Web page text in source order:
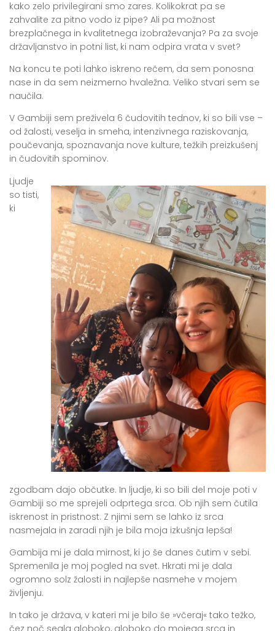
kako zelo privilegirani smo zares. Kolikokrat pa se
zahvalite za pitno vodo iz pipe? Ali pa možnost
brezplačnega in kvalitetnega izobraževanja? Pa za svoje
državljanstvo in potni list, ki nam odpira vrata v svet?
Na koncu te poti lahko iskreno rečem, da sem ponosna
nase in da sem neizmerno hvaležna. Veliko stvari sem se
naučila.
V Gambiji sem preživela 6 čudovitih tednov, ki so bili vse –
od žalosti, veselja in smeha, intenzivnega raziskovanja,
poučevanja, spoznavanja nove kulture, težkih preizkušenj
in čudovitih spominov.
Ljudje
so tisti,
ki
zgodbam dajo občutke. In ljudje, ki so bili del moje poti v
Gambiji so me sprejeli odprtega srca. Ob njih sem čutila
iskrenost in pristnost. Z njimi sem se lahko iz srca
nasmejala in zaradi njih je bila moja izkušnja lepša!
Gambija mi je dala mirnost, ki jo še danes čutim v sebi.
Spremenila je moj pogled na svet. Hkrati mi je dala
ogromno solz žalosti in najlepše nasmehe v mojem
življenju.
In tako je država, v kateri mi je bilo še »včeraj« tako težko,